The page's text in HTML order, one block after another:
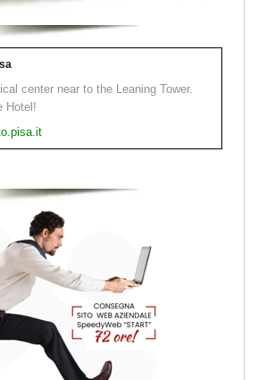
center near to the Leaning Tower.
Hotel!